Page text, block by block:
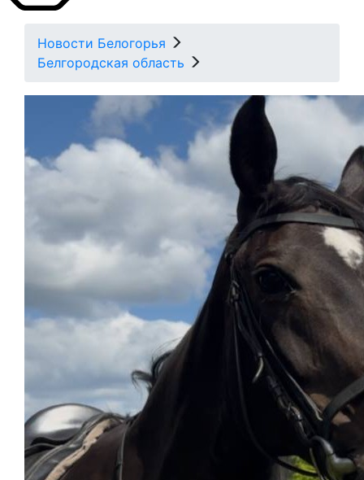
Новости Белогорья
Белгородская область